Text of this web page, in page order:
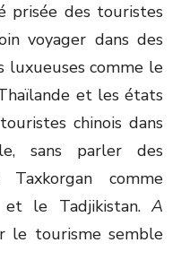
prisée des touristes
voyager dans des
luxueuses comme le
et les états
chinois dans
sans parler des
comme
et le Tadjikistan. A
le tourisme semble